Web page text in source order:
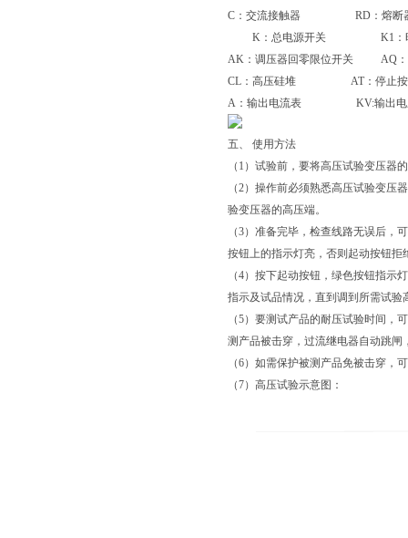
C：交流接触器 RD：熔断
K：总电源开关 K1：时间
AK：调压器回零限位开关 AQ：
CL：高压硅堆 AT：停止按
A：输出电流表 KV:输出电
五、 使用方法
（1）试验前，要将高压试验变压
（2）操作前必须熟悉高压试验变
验变压器的高压端。
（3）准备完毕，检查线路无误后
按钮上的指示灯亮，否则起动按钮拒
（4）按下起动按钮，绿色按钮指示
指示及试品情况，直到调到所需试验
（5）要测试产品的耐压试验时间
测产品被击穿，过流继电器自动跳
（6）如需保护被测产品免被击穿，
（7）高压试验示意图：